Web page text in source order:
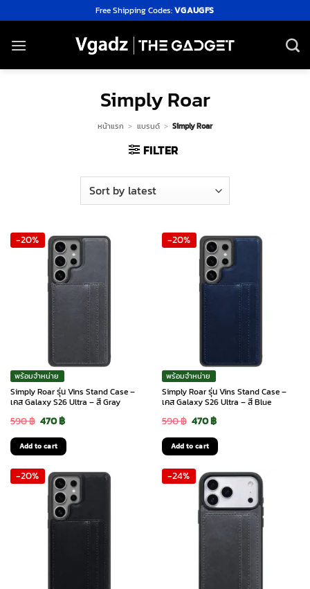
to
content
Free Shipping Codes:VGAUGFS
Simply Roar
หน้าแรก > แบรนด์ > Simply Roar
FILTER
-20%
พร้อมจำหน่าย
Simply Roar รุ่น Vins Stand Case –
เคส Galaxy S26 Ultra – สี Gray
590฿ Original
price
was:
590 ฿.
470฿Current
price
is:
470 ฿.
Add to cart
-20%
พร้อมจำหน่าย
Simply Roar รุ่น Vins Stand Case –
เคส Galaxy S26 Ultra – สี Blue
590฿ Original
price
was:
590 ฿.
470฿Current
price
is:
470 ฿.
Add to cart
-20% -24%